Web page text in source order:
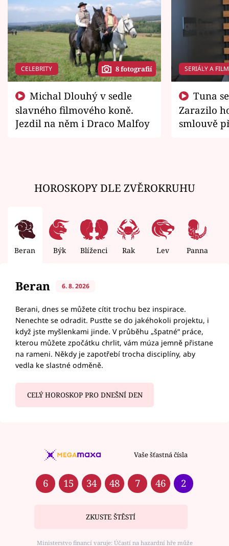
CELEBRITY 8 fotografií
slavného filmového koně.
Jezdil na něm i Draco Malfoy
SERIÁLY A
Zarazilo
smlouvě
HOROSKOPY DLE ZVĚROKRUHU
Beran Býk Blíženci Rak Lev Panna
Beran 6. 8. 2026
Berani, dnes se můžete cítit trochu bez inspirace.
Nenechte se odradit. Pusťte se do jakéhokoli projektu, i
když jste myšlenkami jinde. V průběhu „špatné“ práce,
kterou můžete zpočátku chrlit, vám múza jemně přistane
na rameni. Někdy je zapotřebí trocha disciplíny, aby
vedla ke slastné odměně.
CELÝ HOROSKOP PRO DNEŠNÍ DEN
Vaše šťastná čísla
6 15 34 48 7 46 2
ZKUSTE ŠTĚSTÍ
Ministerstvo financí varuje: Účastí na hazardní hře může